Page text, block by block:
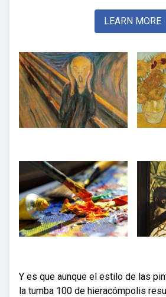
LEARN MORE
Y es que aunque el estilo de las
la tumba 100 de hieracómpolis